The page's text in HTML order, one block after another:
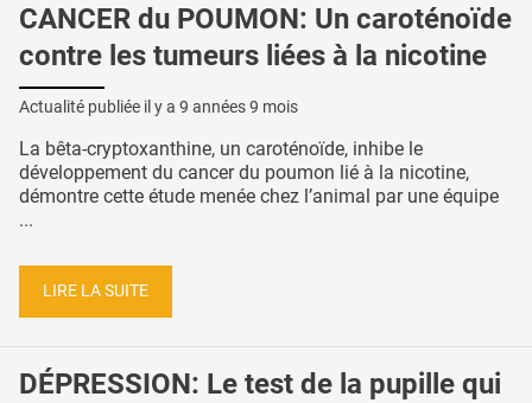
CANCER du POUMON: Un caroténoïde
contre les tumeurs liées à la nicotine
Actualité publiée il y a 9 années 9 mois
La bêta-cryptoxanthine, un caroténoïde, inhibe le
développement du cancer du poumon lié à la nicotine,
démontre cette étude menée chez l’animal par une équipe
...
LIRE LA SUITE
DÉPRESSION: Le test de la pupille qui